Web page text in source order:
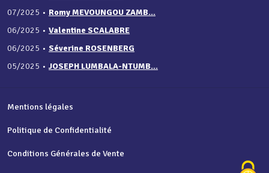
07/2025 • Romy MEVOUNGOU ZAMB...
06/2025 • Valentine SCALABRE
06/2025 • Séverine ROSENBERG
05/2025 • JOSEPH LUMBALA-NTUMB...
Mentions légales
Politique de Confidentialité
Conditions Générales de Vente